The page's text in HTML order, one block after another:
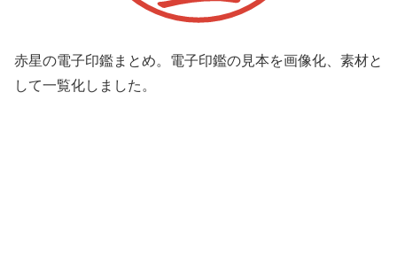
赤星の電子印鑑まとめ。電子印鑑の見本を画像化、素材と
して一覧化しました。